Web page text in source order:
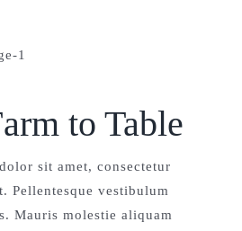
to Table
sit amet, consectetur
Pellentesque vestibulum
Mauris molestie aliquam